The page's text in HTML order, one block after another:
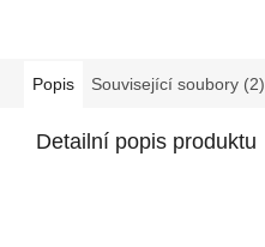
Popis Související soubory (2)
Detailní popis produktu